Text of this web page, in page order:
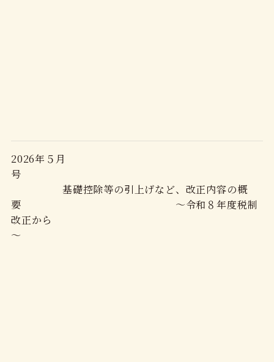
2026年５月
号
基礎控除等の引上げなど、改正内容の概
要 ～令和８年度税制
改正から
～